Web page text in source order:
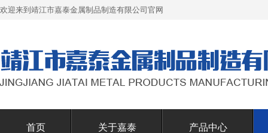
欢迎来到靖江市嘉泰金属制品制造有限公司官网
首页 关于嘉泰 产品中心